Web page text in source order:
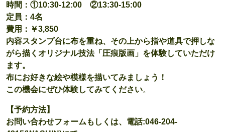
時間：①10:30-12:00 ②13:30-15:00
定員：4名
費用：￥3,850
内容スタンプ台に布を重ね、その上から指や道具で押しな
がら描くオリジナル技法「圧痕版画」を体験していただけ
ます。
布にお好きな絵や模様を描いてみましょう！
この機会にぜひ体験してみてください。
【予約方法】
お問い合わせフォームもしくは、電話:046-204-